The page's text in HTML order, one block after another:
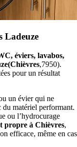
Ladeuze
éviers, lavabos,
,7950).
pour un résultat
un évier qui ne
du matériel performant.
ou l’hydrocurage
propre à Chièvres,
efficace, même en cas